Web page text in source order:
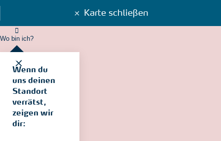
Karte schließen
Wo bin ich?
Wenn du
uns deinen
Standort
verrätst,
zeigen wir
dir: